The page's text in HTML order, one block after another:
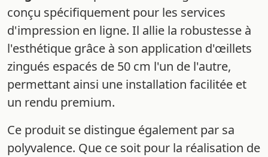
conçu spécifiquement pour les services
d'impression en ligne. Il allie la robustesse à
l'esthétique grâce à son application d'œillets
zingués espacés de 50 cm l'un de l'autre,
permettant ainsi une installation facilitée et
un rendu premium.
Ce produit se distingue également par sa
polyvalence. Que ce soit pour la réalisation de